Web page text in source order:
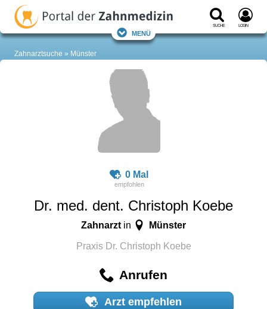
Suche Login
Menü
Zahnarztsuche Münster
0 Mal
Dr. med. dent. Christoph Koebe
Zahnarzt in Münster
Praxis Dr. Christoph Koebe
Anrufen
Arzt empfehlen